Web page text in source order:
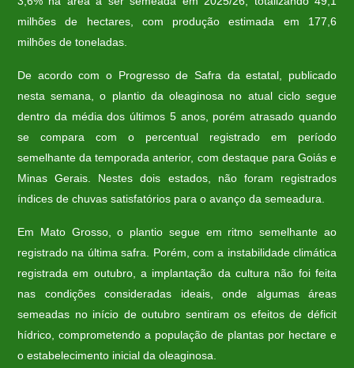
milhões de hectares, com produção estimada em 177,6
milhões de toneladas.
De acordo com o Progresso de Safra da estatal, publicado
nesta semana, o plantio da oleaginosa no atual ciclo segue
dentro da média dos últimos 5 anos, porém atrasado quando
se compara com o percentual registrado em período
semelhante da temporada anterior, com destaque para Goiás e
Minas Gerais. Nestes dois estados, não foram registrados
índices de chuvas satisfatórios para o avanço da semeadura.
Em Mato Grosso, o plantio segue em ritmo semelhante ao
registrado na última safra. Porém, com a instabilidade climática
registrada em outubro, a implantação da cultura não foi feita
nas condições consideradas ideais, onde algumas áreas
semeadas no início de outubro sentiram os efeitos de déficit
hídrico, comprometendo a população de plantas por hectare e
o estabelecimento inicial da oleaginosa.